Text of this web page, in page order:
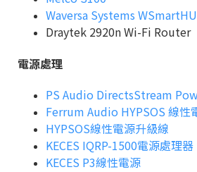
Waversa Systems
Draytek 2920n Wi-Fi Router
電源處理
PS Audio DirectsStream
Ferrum Audio HYPSOS 線性
HYPSOS線性電源升級線
KECES IQRP-1500電源處理器
KECES P3線性電源